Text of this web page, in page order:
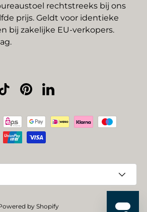
rechtstreeks bij ons
prijs. Geldt voor identieke
bij zakelijke EU-verkopers.
TikTokPinterestLinkedIn
by Shopify